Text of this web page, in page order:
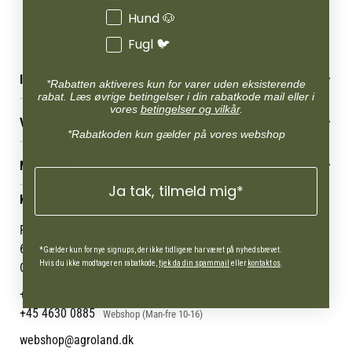
INFORMATION
Betingelser & vilkår
Reklamations- & fortrydelsesret
Levering & afhentning
Følg din bestilling
Persondatapolitik
Cookies
Returportal
VORES BUTIK
Job
Mærker
Om os
Om Vestjyllands Andel
Blog
Ofte stillede spørgsmål
MIN KONTO
Administrer min konto
Min Konto
KONTAKT OS
Pantonevej 10
6580 Vamdrup
CVR: 21 38 54 84
+45 7692 2900
+45 4630 0885 Webshop (Man-fre 10-16)
webshop@agroland.dk
Hund 🐶
Fugl 🐦
*Rabatten aktiveres kun for varer uden eksisterende
rabat. Læs øvrige betingelser i din rabatkode mail eller i
vores betingelser og vilkår.
*Rabatkoden kun gælder på vores webshop
Ja tak, tilmeld mig*
*Gælder kun for nye signups, der ikke tidligere har været på nyhedsbrevet.
Hvis du ikke modtager en rabatkode, tjek da din spammail ellerkontakt os